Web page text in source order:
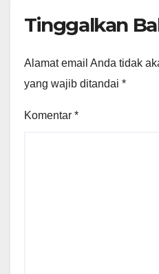
Tinggalkan
Alamat email Anda tidak
yang wajib ditandai *
Komentar *